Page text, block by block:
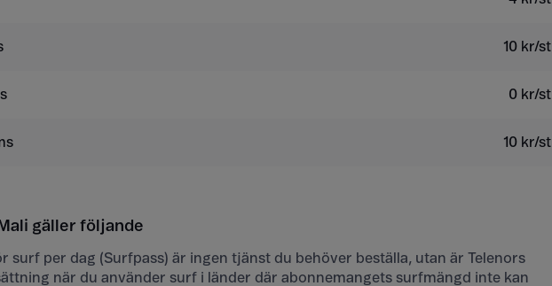
10 kr/st
0 kr/st
10 kr/st
gäller följande
surf per dag (Surfpass) är ingen tjänst du behöver beställa, utan är Telenors
när du använder surf i länder där abonnemangets surfmängd inte kan